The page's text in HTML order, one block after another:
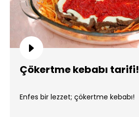
Çökertme kebabı tarifi!
Enfes bir lezzet; çökertme kebabı!